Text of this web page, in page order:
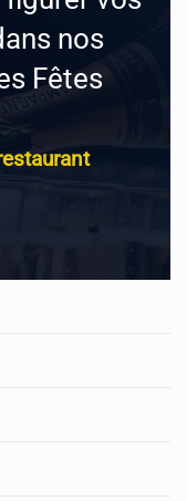
nos
Fêtes